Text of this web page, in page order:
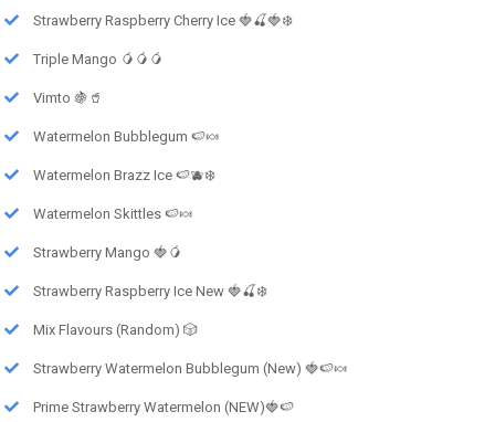
Strawberry Raspberry Cherry Ice 🍓🍒🍓❄️
Triple Mango 🥭🥭🥭
Vimto 🍇🥤
Watermelon Bubblegum 🍉🍬
Watermelon Brazz Ice 🍉🫐❄️
Watermelon Skittles 🍉🍬
Strawberry Mango 🍓🥭
Strawberry Raspberry Ice New 🍓🍒❄️
Mix Flavours (Random) 🎲
Strawberry Watermelon Bubblegum (New) 🍓🍉🍬
Prime Strawberry Watermelon (NEW)🍓🍉